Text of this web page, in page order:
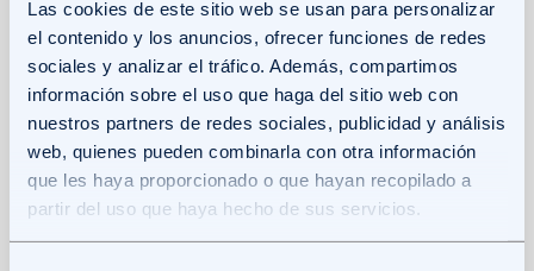
Las cookies de este sitio web se usan para personalizar
el contenido y los anuncios, ofrecer funciones de redes
sociales y analizar el tráfico. Además, compartimos
información sobre el uso que haga del sitio web con
nuestros partners de redes sociales, publicidad y análisis
web, quienes pueden combinarla con otra información
que les haya proporcionado o que hayan recopilado a
partir del uso que haya hecho de sus servicios.
ciudades.Esta opción flexible y económica
es una forma de moverse por las ciudades
sin tener que comprar un vehículo,
preocuparte por seguros, mantenimientos o
reparaciones. ConWiblepuedes disponer
de un coche en cualquier momento y lugar
de tu ciudad, y devolverlo cuando lo